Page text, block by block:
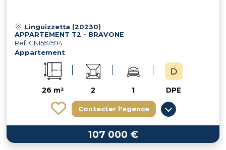
Linguizzetta (20230)
APPARTEMENT T2 - BRAVONE
Ref: GNI557594
Appartement
26 m² 2 1 DPE
Contacter l'agence
107 000 €